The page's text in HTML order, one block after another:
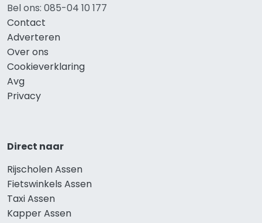
Bel ons: 085-04 10 177
Contact
Adverteren
Over ons
Cookieverklaring
Avg
Privacy
Direct naar
Rijscholen Assen
Fietswinkels Assen
Taxi Assen
Kapper Assen